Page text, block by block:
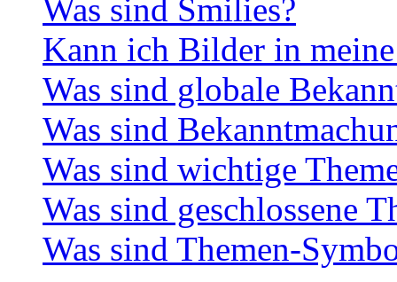
Was sind Smilies?
Kann ich Bilder in
Was sind globale
Was sind
Was sind wichtige
Was sind geschlossene
Was sind Themen-